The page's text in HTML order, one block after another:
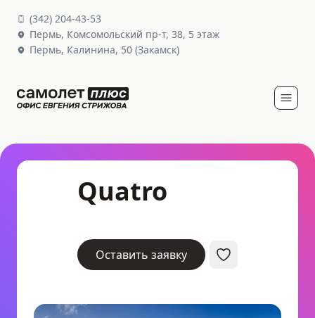
(342) 204-43-53
Пермь, Комсомольский пр-т, 38, 5 этаж
Пермь, Калинина, 50 (Закамск)
Quatro
Оставить заявку